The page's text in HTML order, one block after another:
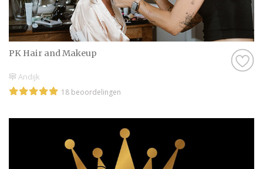
PK Hair and Makeup
Andijk
18 beoordelingen